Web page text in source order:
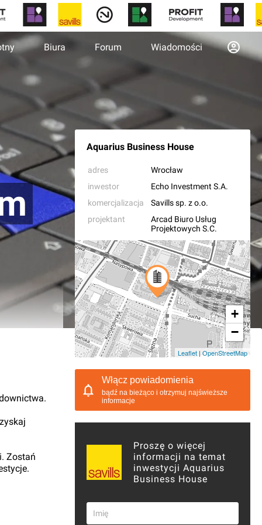
Biura Forum Wiadomości
Aquarius Business House
adres
Wrocław
inwestor
Echo Investment S.A.
komercjalizacja
Savills sp. z o.o.
projektant
Arcad Biuro Usług
Projektowych S.C.
+
−
Leaflet | OpenStreetMap
Zostań
Włącz powiadomienia
bądź na bieżąco i otrzymuj najświeższe
informacje
Proszę o więcej
informacji na temat
inwestycji Aquarius
Business House